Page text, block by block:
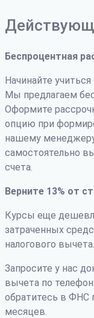
Беспроцентная
Начинайте
Мы предлагаем
Оформите
опцию при
нашему
самостоятельно
счета.
Верните 13% от
Курсы еще
затраченных
налогового вычета.
Запросите у нас
вычета по
обратитесь в ФНС
месяцев.